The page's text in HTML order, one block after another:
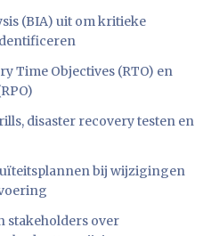
(BIA) uit om kritieke
Time Objectives (RTO) en
disaster recovery testen en
bij wijzigingen
stakeholders over